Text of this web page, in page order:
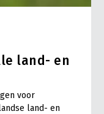
land- en
voor
land- en